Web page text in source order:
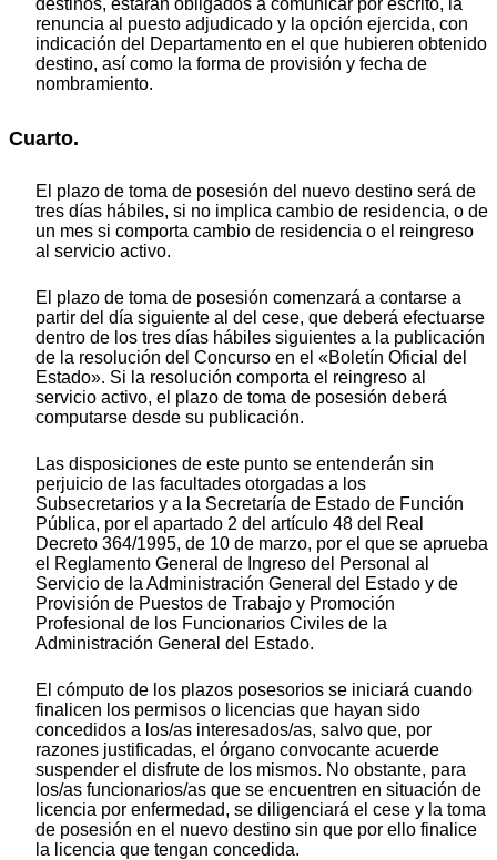
destinos, estarán obligados a comunicar por escrito, la
renuncia al puesto adjudicado y la opción ejercida, con
indicación del Departamento en el que hubieren obtenido
destino, así como la forma de provisión y fecha de
nombramiento.
Cuarto.
El plazo de toma de posesión del nuevo destino será de
tres días hábiles, si no implica cambio de residencia, o de
un mes si comporta cambio de residencia o el reingreso
al servicio activo.
El plazo de toma de posesión comenzará a contarse a
partir del día siguiente al del cese, que deberá efectuarse
dentro de los tres días hábiles siguientes a la publicación
de la resolución del Concurso en el «Boletín Oficial del
Estado». Si la resolución comporta el reingreso al
servicio activo, el plazo de toma de posesión deberá
computarse desde su publicación.
Las disposiciones de este punto se entenderán sin
perjuicio de las facultades otorgadas a los
Subsecretarios y a la Secretaría de Estado de Función
Pública, por el apartado 2 del artículo 48 del Real
Decreto 364/1995, de 10 de marzo, por el que se aprueba
el Reglamento General de Ingreso del Personal al
Servicio de la Administración General del Estado y de
Provisión de Puestos de Trabajo y Promoción
Profesional de los Funcionarios Civiles de la
Administración General del Estado.
El cómputo de los plazos posesorios se iniciará cuando
finalicen los permisos o licencias que hayan sido
concedidos a los/as interesados/as, salvo que, por
razones justificadas, el órgano convocante acuerde
suspender el disfrute de los mismos. No obstante, para
los/as funcionarios/as que se encuentren en situación de
licencia por enfermedad, se diligenciará el cese y la toma
de posesión en el nuevo destino sin que por ello finalice
la licencia que tengan concedida.